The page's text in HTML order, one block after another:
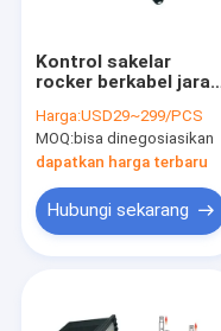
Kontrol sakelar
rocker berkabel jarak
Aktuator Linear Hall
Harga:USD29~299/PCS
MOQ:bisa dinegosiasikan
dapatkan harga terbaru
Hubungi sekarang